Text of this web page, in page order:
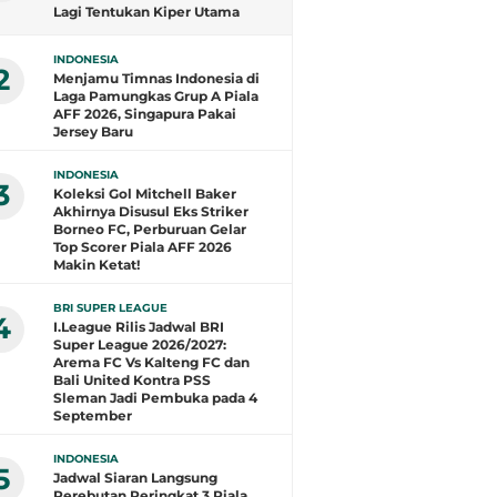
Lagi Tentukan Kiper Utama
INDONESIA
Menjamu Timnas Indonesia di
Laga Pamungkas Grup A Piala
AFF 2026, Singapura Pakai
Jersey Baru
INDONESIA
Koleksi Gol Mitchell Baker
Akhirnya Disusul Eks Striker
Borneo FC, Perburuan Gelar
Top Scorer Piala AFF 2026
Makin Ketat!
BRI SUPER LEAGUE
I.League Rilis Jadwal BRI
Super League 2026/2027:
Arema FC Vs Kalteng FC dan
Bali United Kontra PSS
Sleman Jadi Pembuka pada 4
September
INDONESIA
Jadwal Siaran Langsung